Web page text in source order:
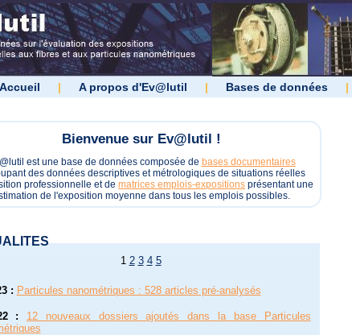
Accueil | A propos d'Ev@lutil | Bases de données |
Bienvenue sur Ev@lutil !
est une base de données composée de bases documentaires
des données descriptives et métrologiques de situations réelles
professionnelle et de matrices emplois-expositions présentant une
de l'exposition moyenne dans tous les emplois possibles.
1 2 3 4 5
: Particules nanométriques : 528 articles pré-analysés
:
12 nouveaux dossiers ajoutés dans la base Particules